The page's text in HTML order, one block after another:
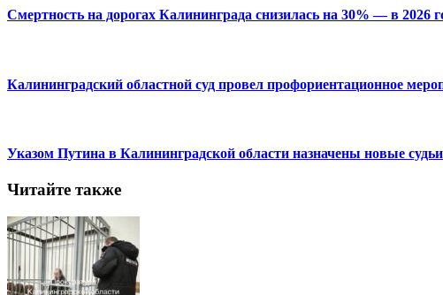
Смертность на дорогах Калининграда снизилась на 30% — в 2026
Калининградский областной суд провел профориентационное
Указом Путина в Калининградской области назначены новые судьи
Читайте также